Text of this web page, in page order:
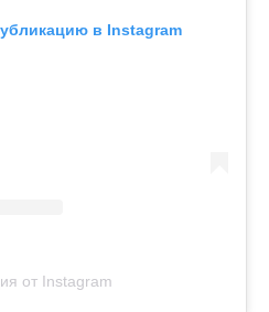
в Instagram
от Instagram